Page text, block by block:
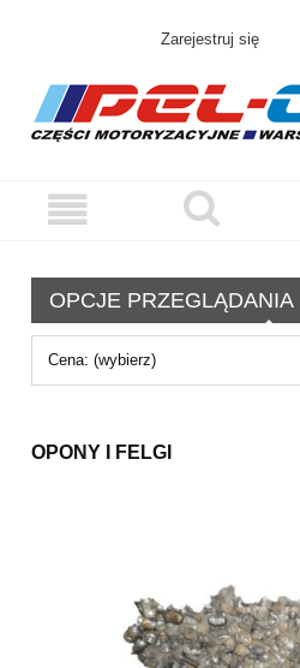
Zarejestruj się
OPCJE PRZEGLĄDANIA
Cena: (wybierz)
OPONY I FELGI